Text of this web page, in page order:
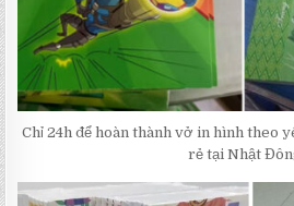
Chỉ 24h để hoàn thành vở in hình theo
rẻ tại Nhật